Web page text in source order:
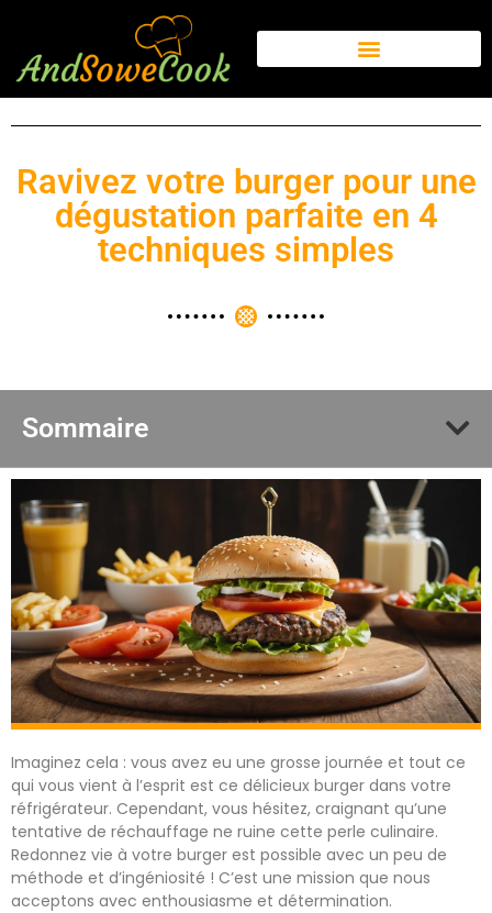
Ravivez votre burger pour une
dégustation parfaite en 4
techniques simples
Sommaire
Imaginez cela : vous avez eu une grosse journée et tout ce
qui vous vient à l’esprit est ce délicieux burger dans votre
réfrigérateur. Cependant, vous hésitez, craignant qu’une
tentative de réchauffage ne ruine cette perle culinaire.
Redonnez vie à votre burger est possible avec un peu de
méthode et d’ingéniosité ! C’est une mission que nous
acceptons avec enthousiasme et détermination.